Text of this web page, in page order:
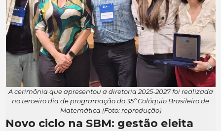
A cerimônia que apresentou a diretoria 2025-2027 foi realizada
no terceiro dia de programação do 35º Colóquio Brasileiro de
Matemática (Foto: reprodução)
Novo ciclo na SBM: gestão eleita